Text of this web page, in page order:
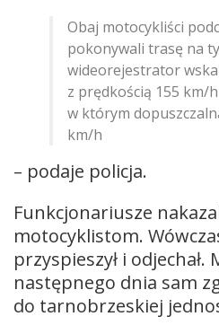
Obaj motocykliści
pokonywali trasę na
wideorejestrator
z prędkością 155 km/
w którym
km/h
– podaje policja.
Funkcjonariusze
motocyklistom.
przyspieszył i
następnego dnia sam
do tarnobrzeskiej